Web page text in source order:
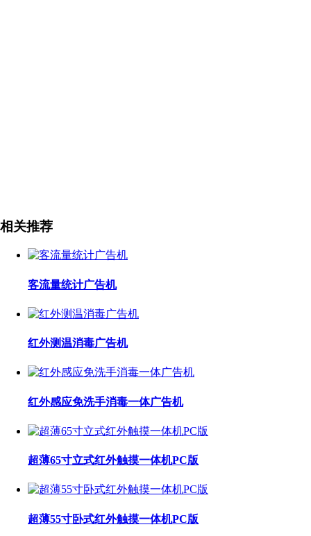
相关推荐
客流量统计广告机
红外测温消毒广告机
红外感应免洗手消毒一体广告机
超薄65寸立式红外触摸一体机PC版
超薄55寸卧式红外触摸一体机PC版